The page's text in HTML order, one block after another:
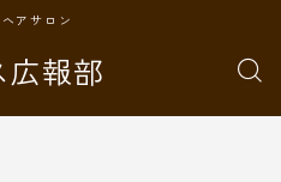
報部
アサロン